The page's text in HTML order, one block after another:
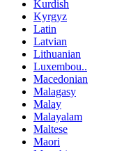
Kurdish
Kyrgyz
Latin
Latvian
Lithuanian
Luxembou..
Macedonian
Malagasy
Malay
Malayalam
Maltese
Maori